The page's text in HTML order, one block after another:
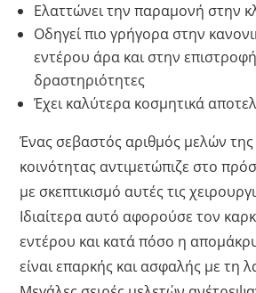
Ελαττώνει την παραμονή στην
Οδηγεί πιο γρήγορα στην
εντέρου άρα και στην
δραστηριότητες
Έχει καλύτερα κοσμητικά
Ένας σεβαστός αριθμός μελών της
κοινότητας αντιμετώπιζε στο
με σκεπτικισμό αυτές τις
Ιδιαίτερα αυτό αφορούσε τον
εντέρου και κατά πόσο η
είναι επαρκής και ασφαλής με τη